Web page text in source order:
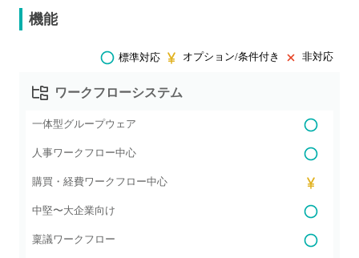
機能
標準対応 オプション/条件付き 非対応
ワークフローシステム
一体型グループウェア
人事ワークフロー中心
購買・経費ワークフロー中心
中堅〜大企業向け
稟議ワークフロー